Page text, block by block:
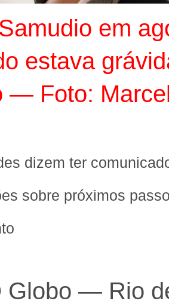
em
estava
— Foto:
dizem ter
sobre próximos
Globo — Rio